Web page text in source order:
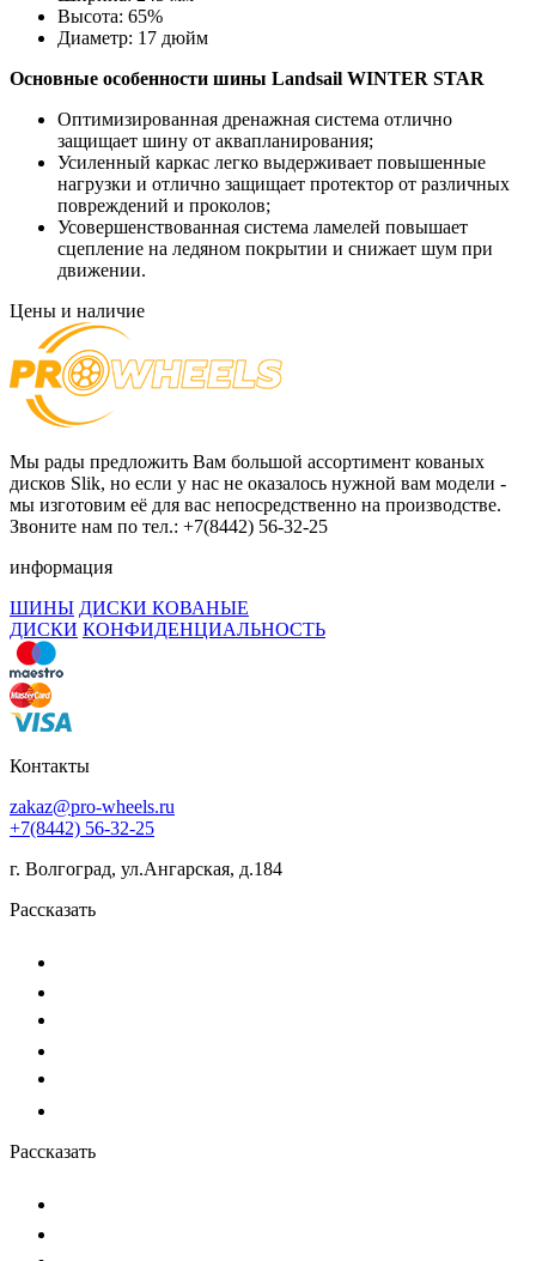
Высота: 65%
Диаметр: 17 дюйм
Основные особенности шины Landsail WINTER STAR
Оптимизированная дренажная система отлично
защищает шину от аквапланирования;
Усиленный каркас легко выдерживает повышенные
нагрузки и отлично защищает протектор от различных
повреждений и проколов;
Усовершенствованная система ламелей повышает
сцепление на ледяном покрытии и снижает шум при
движении.
Цены и наличие
Мы рады предложить Вам большой ассортимент кованых
дисков Slik, но если у нас не оказалось нужной вам модели -
мы изготовим её для вас непосредственно на производстве.
Звоните нам по тел.: +7(8442) 56-32-25
информация
ШИНЫ ДИСКИ КОВАНЫЕ
ДИСКИ КОНФИДЕНЦИАЛЬНОСТЬ
Контакты
zakaz@pro-wheels.ru
+7(8442) 56-32-25
г. Волгоград, ул.Ангарская, д.184
Рассказать
Рассказать